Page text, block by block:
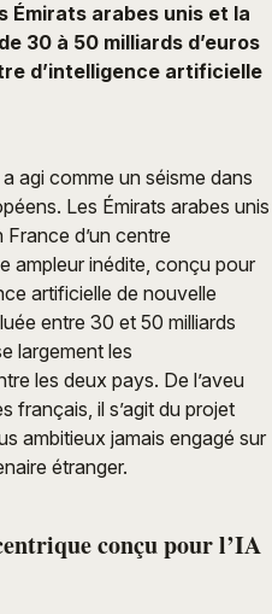
Émirats arabes unis et la
30 à 50 milliards d’euros
d’intelligence artificielle
agi comme un séisme dans
Les Émirats arabes unis
d’un centre
ampleur inédite, conçu pour
artificielle de nouvelle
entre 30 et 50 milliards
largement les
les deux pays. De l’aveu
français, il s’agit du projet
ambitieux jamais engagé sur
étranger.
conçu pour l’IA